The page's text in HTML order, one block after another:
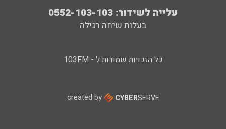
עלייה לשידור: 0552-103-103
בעלות שיחה רגילה
כל הזכויות שמורות ל - 103FM
created by CYBERSERVE